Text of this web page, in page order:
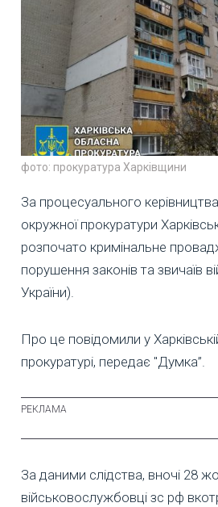
фото: прокуратура Харківщини
За процесуального керівництва
окружної прокуратури
розпочато кримінальне
порушення законів та звичаїв
України).
Про це повідомили у
прокуратурі, передає "Думка”.
За даними слідства, вночі 28
військовослужбовці зс рф